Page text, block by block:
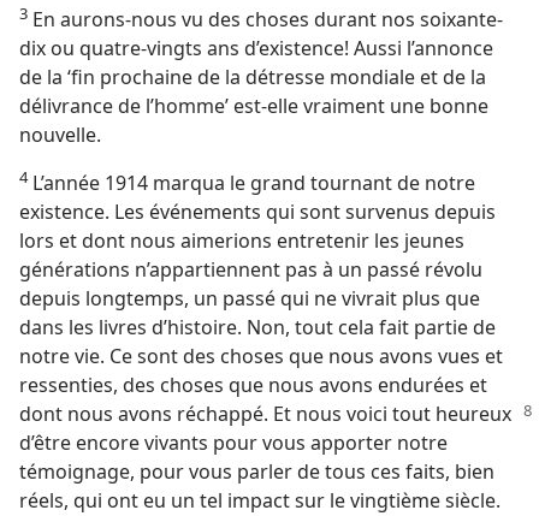
3 En aurons-​nous vu des choses durant nos soixante-
dix ou quatre-vingts ans d’existence! Aussi l’annonce
de la ‘fin prochaine de la détresse mondiale et de la
délivrance de l’homme’ est-​elle vraiment une bonne
nouvelle.
4L’année 1914 marqua le grand tournant de notre
existence. Les événements qui sont survenus depuis
lors et dont nous aimerions entretenir les jeunes
générations n’appartiennent pas à un passé révolu
depuis longtemps, un passé qui ne vivrait plus que
dans les livres d’histoire. Non, tout cela fait partie de
notre vie. Ce sont des choses que nous avons vues et
ressenties, des choses que nous avons endurées et
dont nous avons réchappé. Et nous voici tout heureux
d’être encore vivants pour vous apporter notre
témoignage, pour vous parler de tous ces faits, bien
réels, qui ont eu un tel impact sur le vingtième siècle.